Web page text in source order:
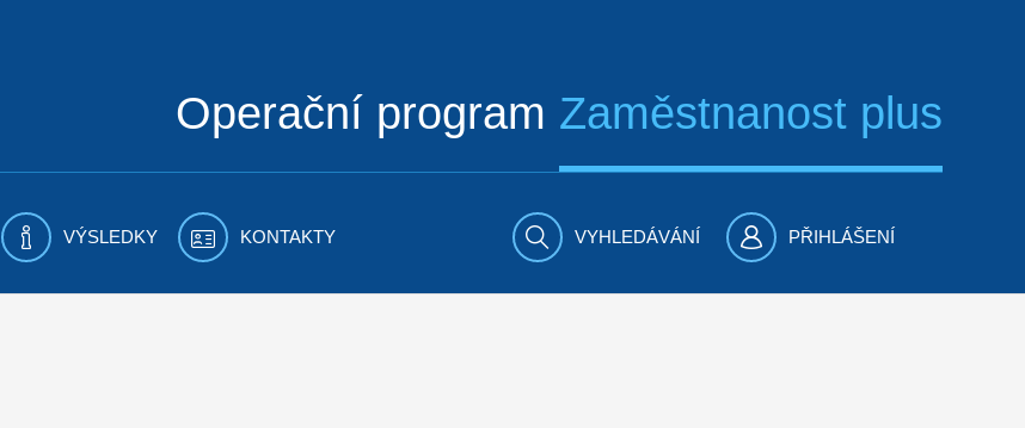
Operační program Zaměstnanost plus
VÝSLEDKY KONTAKTY VYHLEDÁVÁNÍ PŘIHLÁŠENÍ